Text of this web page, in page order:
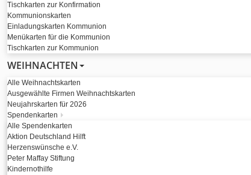
Tischkarten zur Konfirmation
Kommunionskarten
Einladungskarten Kommunion
Menükarten für die Kommunion
Tischkarten zur Kommunion
WEIHNACHTEN
Alle Weihnachtskarten
Ausgewählte Firmen Weihnachtskarten
Neujahrskarten für 2026
Spendenkarten
Alle Spendenkarten
Aktion Deutschland Hilft
Herzenswünsche e.V.
Peter Maffay Stiftung
Kindernothilfe